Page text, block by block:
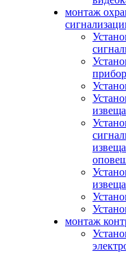
монтаж
монтаж